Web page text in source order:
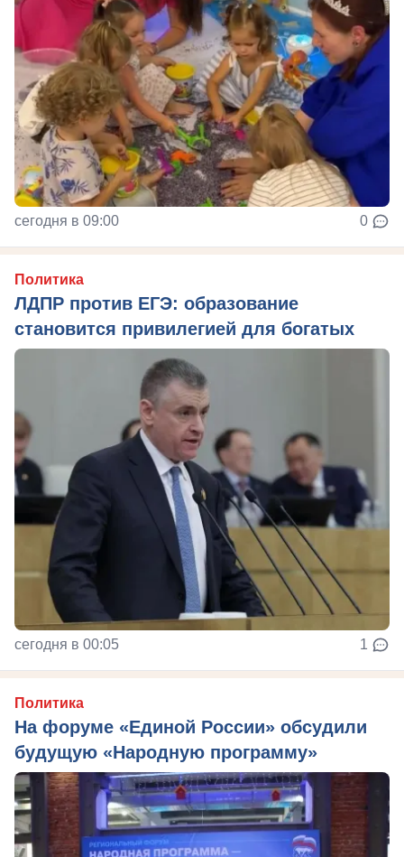
сегодня в 09:00 0
Политика
ЛДПР против ЕГЭ: образование
становится привилегией для богатых
сегодня в 00:05 1
Политика
На форуме «Единой России» обсудили
будущую «Народную программу»